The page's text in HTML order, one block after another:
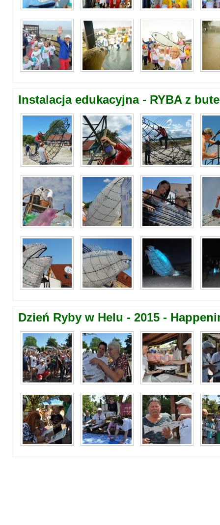
Instalacja edukacyjna - RYBA z
Dzień Ryby w Helu - 2015 -